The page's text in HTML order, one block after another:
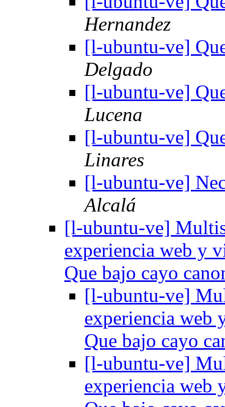
Hernandez
[l-ubuntu-ve]
Delgado
[l-ubuntu-ve]
Lucena
[l-ubuntu-ve]
Linares
[l-ubuntu-ve]
Alcalá
[l-ubuntu-ve]
experiencia web y
Que bajo cayo
[l-ubuntu-ve]
experiencia web
Que bajo cayo
[l-ubuntu-ve]
experiencia web